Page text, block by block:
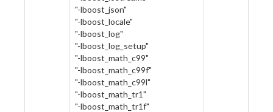
"-lboost_json"
"-lboost_locale"
"-lboost_log"
"-lboost_log_setup"
"-lboost_math_c99"
"-lboost_math_c99f"
"-lboost_math_c99l"
"-lboost_math_tr1"
"-lboost_math_tr1f"